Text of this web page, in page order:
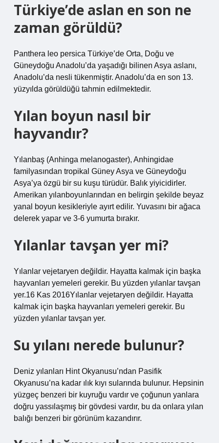
Türkiye’de aslan en son ne
zaman görüldü?
Panthera leo persica Türkiye’de Orta, Doğu ve
Güneydoğu Anadolu’da yaşadığı bilinen Asya aslanı,
Anadolu’da nesli tükenmiştir. Anadolu’da en son 13.
yüzyılda görüldüğü tahmin edilmektedir.
Yılan boyun nasıl bir
hayvandır?
Yılanbaş (Anhinga melanogaster), Anhingidae
familyasından tropikal Güney Asya ve Güneydoğu
Asya’ya özgü bir su kuşu türüdür. Balık yiyicidirler.
Amerikan yılanboyunlarından en belirgin şekilde beyaz
yanal boyun kesikleriyle ayırt edilir. Yuvasını bir ağaca
delerek yapar ve 3-6 yumurta bırakır.
Yılanlar tavşan yer mi?
Yılanlar vejetaryen değildir. Hayatta kalmak için başka
hayvanları yemeleri gerekir. Bu yüzden yılanlar tavşan
yer.16 Kas 2016Yılanlar vejetaryen değildir. Hayatta
kalmak için başka hayvanları yemeleri gerekir. Bu
yüzden yılanlar tavşan yer.
Su yılanı nerede bulunur?
Deniz yılanları Hint Okyanusu’ndan Pasifik
Okyanusu’na kadar ılık kıyı sularında bulunur. Hepsinin
yüzgeç benzeri bir kuyruğu vardır ve çoğunun yanlara
doğru yassılaşmış bir gövdesi vardır, bu da onlara yılan
balığı benzeri bir görünüm kazandırır.